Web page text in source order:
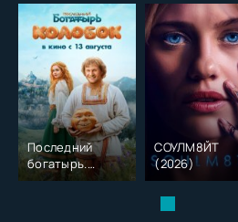
Последний
богатырь.
Колобок (2026)
СОУЛМ8ЙТ
(2026)